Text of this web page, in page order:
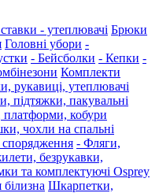
- утеплювачі Брюки
Головні убори -
- Бейсболки - Кепки -
Комплекти
рукавиці, утеплювачі
підтяжки, пакувальні
кобури
чохли на спальні
спорядження - Фляги,
безрукавки,
та комплектуючі Osprey
Шкарпетки,